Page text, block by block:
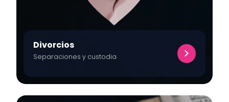
Divorcios
Separaciones y custodia